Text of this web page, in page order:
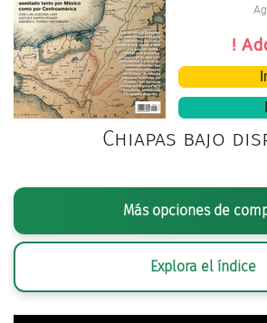
!
Chiapas bajo
Más opciones de
Explora el índice